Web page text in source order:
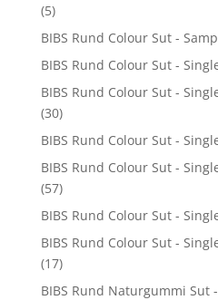
(5)
BIBS Rund Colour Sut -
BIBS Rund Colour Sut -
BIBS Rund Colour Sut -
(30)
BIBS Rund Colour Sut -
BIBS Rund Colour Sut -
(57)
BIBS Rund Colour Sut -
BIBS Rund Colour Sut -
(17)
BIBS Rund Naturgummi Sut